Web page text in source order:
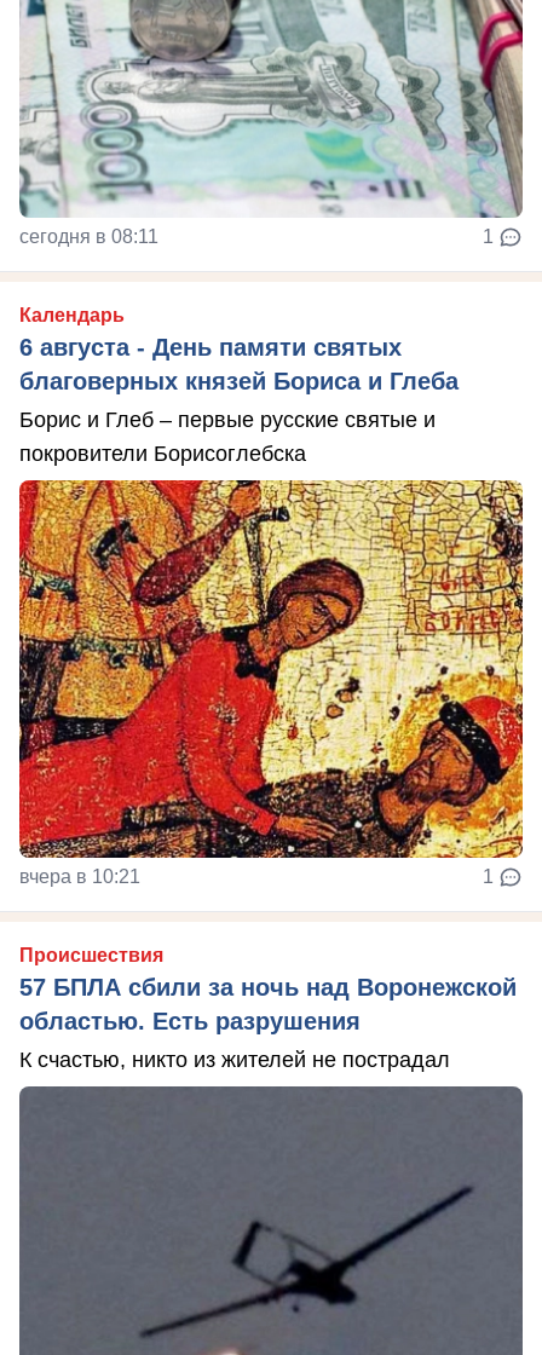
сегодня в 08:11 1
Календарь
6 августа - День памяти святых
благоверных князей Бориса и Глеба
Борис и Глеб – первые русские святые и
покровители Борисоглебска
вчера в 10:21 1
Происшествия
57 БПЛА сбили за ночь над Воронежской
областью. Есть разрушения
К счастью, никто из жителей не пострадал